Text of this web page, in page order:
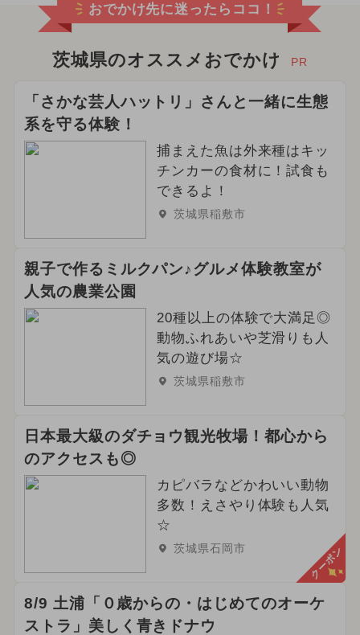
おでかけ先に迷ったらココ！
茨城県のオススメおでかけ PR
「さかな芸人ハットリ」さんと一緒に生態
系を守る体験！
捕まえた魚は外来種はキッ
チンカーの食材に！試食も
できるよ！
茨城県稲敷市
親子で作るミルクパン♪グルメ体験教室が
人気の農業公園
20種以上の体験で大満足◎
動物ふれあいや芝滑りも人
気の遊び場☆
茨城県稲敷市
日本最大級のダチョウ観光牧場！都心から
のアクセスも◎
カピバラなどかわいい動物
多数！えさやり体験も人気
☆
茨城県石岡市 クーポン
8/9 土浦「０歳からの・はじめてのオーケ
ストラ」美しく青きドナウ